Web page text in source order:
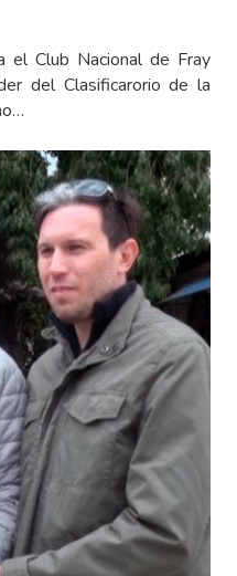
el Club Nacional de Fray
del Clasificarorio de la